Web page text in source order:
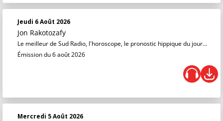
Jeudi 6 Août 2026
Jon Rakotozafy
Le meilleur de Sud Radio, l'horoscope, le pronostic hippique du jour...
Émission du 6 août 2026
Mercredi 5 Août 2026